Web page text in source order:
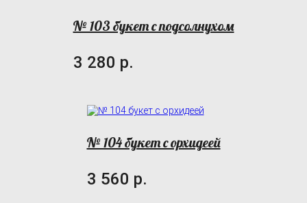
№ 103 букет с подсолнухом
3 280 р.
№ 104 букет с орхидеей
3 560 р.